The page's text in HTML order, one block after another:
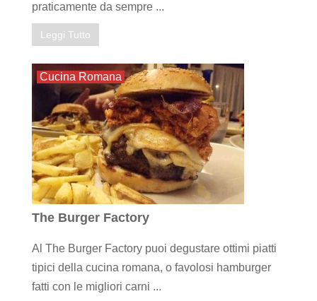
praticamente da sempre ...
Leggi Tutto
Cucina Romana
The Burger Factory
Al The Burger Factory puoi degustare ottimi piatti
tipici della cucina romana, o favolosi hamburger
fatti con le migliori carni ...